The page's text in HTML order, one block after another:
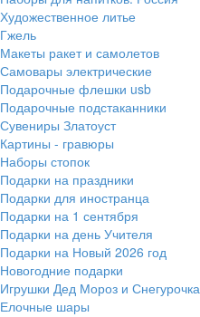
Художественное литье
Гжель
Макеты ракет и самолетов
Самовары электрические
Подарочные флешки usb
Подарочные подстаканники
Сувениры Златоуст
Картины - гравюры
Наборы стопок
Подарки на праздники
Подарки для иностранца
Подарки на 1 сентября
Подарки на день Учителя
Подарки на Новый 2026 год
Новогодние подарки
Игрушки Дед Мороз и Снегурочка
Елочные шары